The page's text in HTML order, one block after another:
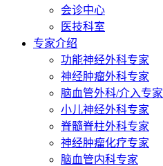
会诊中心
医技科室
专家介绍
功能神经外科专家
神经肿瘤外科专家
脑血管外科/介入专家
小儿神经外科专家
脊髓脊柱外科专家
神经肿瘤化疗专家
脑血管内科专家